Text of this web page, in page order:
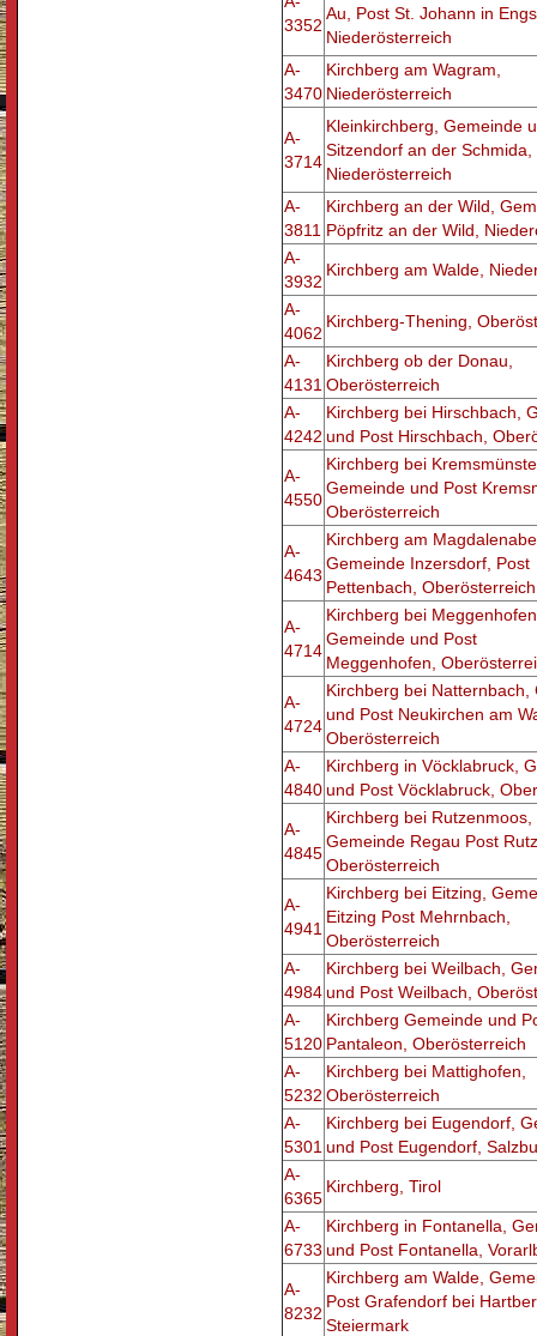
3352
Au, Post St. Johann in
Niederösterreich
A-
3470
Kirchberg am Wagram,
Niederösterreich
A-
3714
Kleinkirchberg, Gemeinde
Sitzendorf an der Schmida,
Niederösterreich
A-
3811
Kirchberg an der Wild,
Pöpfritz an der Wild,
A-
3932
Kirchberg am Walde,
A-
4062
Kirchberg-Thening,
A-
4131
Kirchberg ob der Donau,
Oberösterreich
A-
4242
Kirchberg bei Hirschbach,
und Post Hirschbach,
A-
4550
Kirchberg bei
Gemeinde und Post
Oberösterreich
A-
4643
Kirchberg am
Gemeinde Inzersdorf, Post
Pettenbach, Oberösterreich
A-
4714
Kirchberg bei
Gemeinde und Post
Meggenhofen,
A-
4724
Kirchberg bei Natternbach,
und Post Neukirchen am
Oberösterreich
A-
4840
Kirchberg in Vöcklabruck,
und Post Vöcklabruck,
A-
4845
Kirchberg bei Rutzenmoos,
Gemeinde Regau Post
Oberösterreich
A-
4941
Kirchberg bei Eitzing,
Eitzing Post Mehrnbach,
Oberösterreich
A-
4984
Kirchberg bei Weilbach,
und Post Weilbach,
A-
5120
Kirchberg Gemeinde und
Pantaleon, Oberösterreich
A-
5232
Kirchberg bei Mattighofen,
Oberösterreich
A-
5301
Kirchberg bei Eugendorf,
und Post Eugendorf,
A-
6365
Kirchberg, Tirol
A-
6733
Kirchberg in Fontanella,
und Post Fontanella,
A-
8232
Kirchberg am Walde,
Post Grafendorf bei
Steiermark